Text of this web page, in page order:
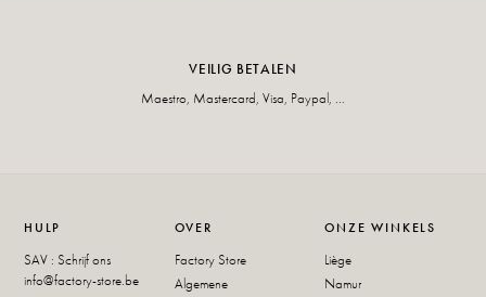
VEILIG BETALEN
Maestro, Mastercard, Visa, Paypal, ...
HULP
SAV : Schrijf ons
info@factory-store.be
OVER
Factory Store
Algemene
ONZE WINKELS
Liège
Namur